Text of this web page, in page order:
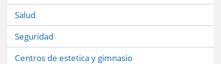
Salud
Seguridad
Centros de estetica y gimnasio